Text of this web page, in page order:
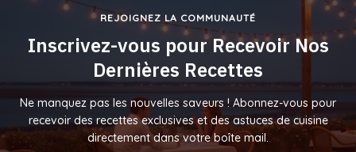
REJOIGNEZ LA COMMUNAUTÉ
Inscrivez-vous pour Recevoir Nos
Dernières Recettes
Ne manquez pas les nouvelles saveurs ! Abonnez-vous pour
recevoir des recettes exclusives et des astuces de cuisine
directement dans votre boîte mail.